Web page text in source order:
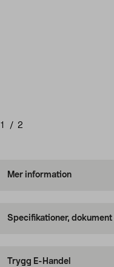
1 / 2
Mer information
Specifikationer,
Trygg E-Handel